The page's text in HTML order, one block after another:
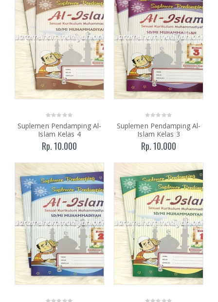
Suplemen Pendamping Al-
Islam Kelas 4
Rp. 10.000
Suplemen Pendamping Al-
Islam Kelas 3
Rp. 10.000